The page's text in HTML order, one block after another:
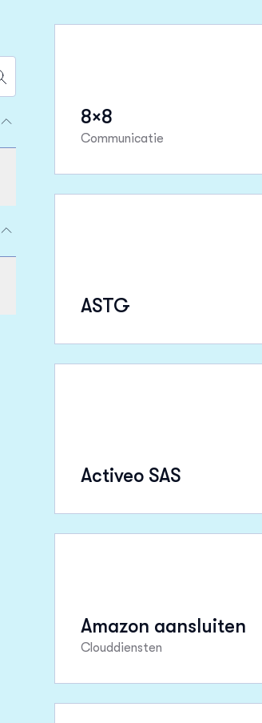
8×8
Communicatie
ASTG
Activeo SAS
Amazon aansluiten
Clouddiensten